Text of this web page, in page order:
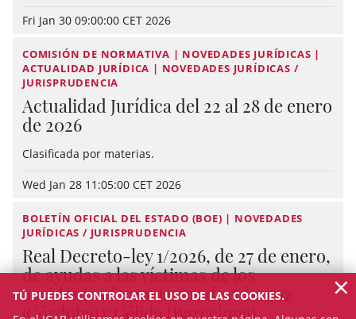
Fri Jan 30 09:00:00 CET 2026
COMISIÓN DE NORMATIVA | NOVEDADES JURÍDICAS |
ACTUALIDAD JURÍDICA | NOVEDADES JURÍDICAS /
JURISPRUDENCIA
Actualidad Jurídica del 22 al 28 de enero
de 2026
Clasificada por materias.
Wed Jan 28 11:05:00 CET 2026
BOLETÍN OFICIAL DEL ESTADO (BOE) | NOVEDADES
JURÍDICAS / JURISPRUDENCIA
Real Decreto-ley 1/2026, de 27 de enero,
de ayudas a las víctimas de los
accidentes ferroviarios de Adamuz
(Córdoba) y Gélida (Barcelona)
TÚ PUEDES CONTROLAR EL USO DE LAS COOKIES.
×